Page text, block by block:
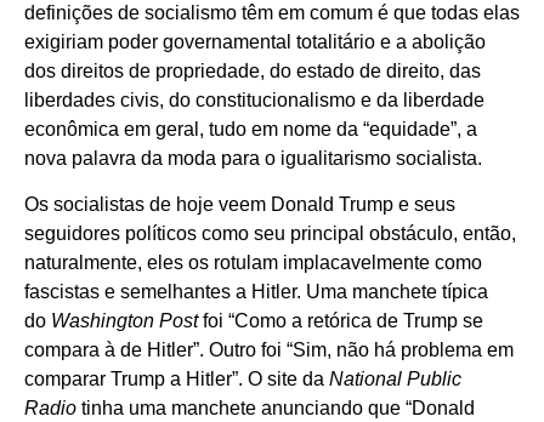
definições de socialismo têm em comum é que todas elas
exigiriam poder governamental totalitário e a abolição
dos direitos de propriedade, do estado de direito, das
liberdades civis, do constitucionalismo e da liberdade
econômica em geral, tudo em nome da “equidade”, a
nova palavra da moda para o igualitarismo socialista.
Os socialistas de hoje veem Donald Trump e seus
seguidores políticos como seu principal obstáculo, então,
naturalmente, eles os rotulam implacavelmente como
fascistas e semelhantes a Hitler. Uma manchete típica
do Washington Postfoi “Como a retórica de Trump se
compara à de Hitler”. Outro foi “Sim, não há problema em
comparar Trump a Hitler”. O site da National Public
Radio tinha uma manchete anunciando que “Donald